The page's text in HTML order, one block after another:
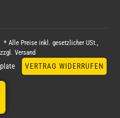
* Alle Preise inkl. gesetzlicher USt.,
zzgl.Versand
VERTRAG WIDERRUFEN